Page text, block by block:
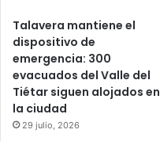
Talavera mantiene el
dispositivo de
emergencia: 300
evacuados del Valle del
Tiétar siguen alojados en
la ciudad
29 julio, 2026